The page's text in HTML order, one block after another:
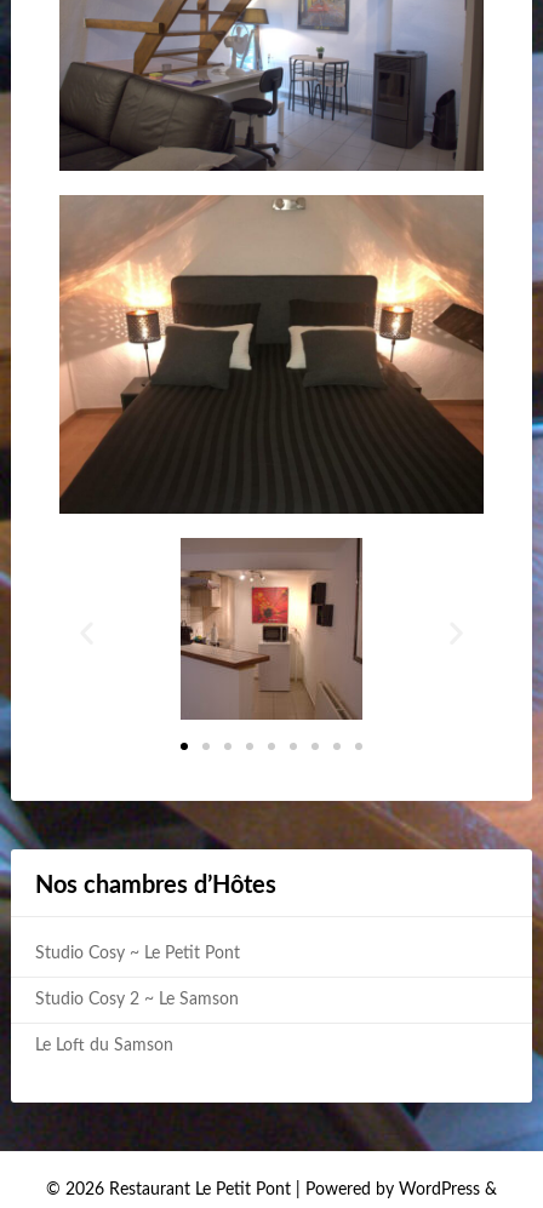
Nos chambres d’Hôtes
Studio Cosy ~ Le Petit Pont
Studio Cosy 2 ~ Le Samson
Le Loft du Samson
© 2026 Restaurant Le Petit Pont
| Powered by WordPress &